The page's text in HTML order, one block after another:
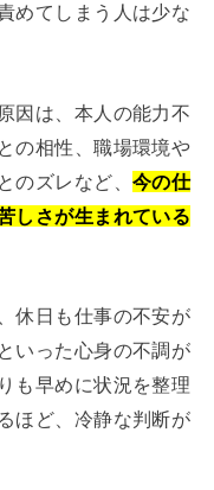
めてしまう人は少な
因は、本人の能力不
の相性、職場環境や
のズレなど、 今の仕
しさが生まれている
休日も仕事の不安が
いった心身の不調が
も早めに状況を整理
ほど、冷静な判断が